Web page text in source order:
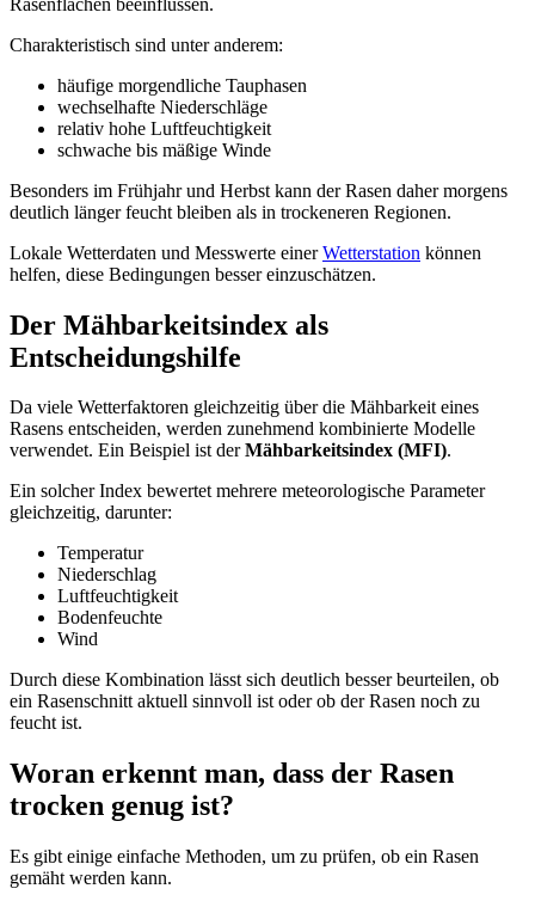
Charakteristisch sind unter anderem:
häufige morgendliche Tauphasen
wechselhafte Niederschläge
relativ hohe Luftfeuchtigkeit
schwache bis mäßige Winde
Besonders im Frühjahr und Herbst kann der Rasen daher morgens
deutlich länger feucht bleiben als in trockeneren Regionen.
Lokale Wetterdaten und Messwerte einerWetterstation können
helfen, diese Bedingungen besser einzuschätzen.
Der Mähbarkeitsindex als
Entscheidungshilfe
Da viele Wetterfaktoren gleichzeitig über die Mähbarkeit eines
Rasens entscheiden, werden zunehmend kombinierte Modelle
verwendet. Ein Beispiel ist derMähbarkeitsindex (MFI).
Ein solcher Index bewertet mehrere meteorologische Parameter
gleichzeitig, darunter:
Temperatur
Niederschlag
Luftfeuchtigkeit
Bodenfeuchte
Wind
Durch diese Kombination lässt sich deutlich besser beurteilen, ob
ein Rasenschnitt aktuell sinnvoll ist oder ob der Rasen noch zu
feucht ist.
Woran erkennt man, dass der Rasen
trocken genug ist?
Es gibt einige einfache Methoden, um zu prüfen, ob ein Rasen
gemäht werden kann.